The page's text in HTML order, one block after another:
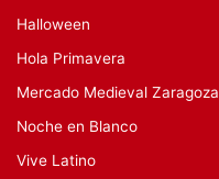
Halloween
Hola Primavera
Mercado Medieval Zaragoza
Noche en Blanco
Vive Latino